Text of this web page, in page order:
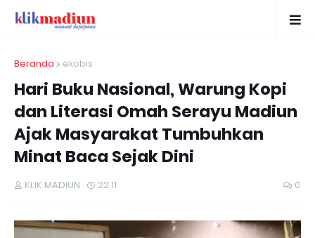
Beranda ekobis
Hari Buku Nasional, Warung Kopi
dan Literasi Omah Serayu Madiun
Ajak Masyarakat Tumbuhkan
Minat Baca Sejak Dini
KLIK MADIUN 22.11 0